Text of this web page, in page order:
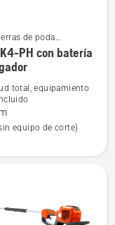
de poda
y a batería
PH con batería
total, equipamiento
equipo de corte)